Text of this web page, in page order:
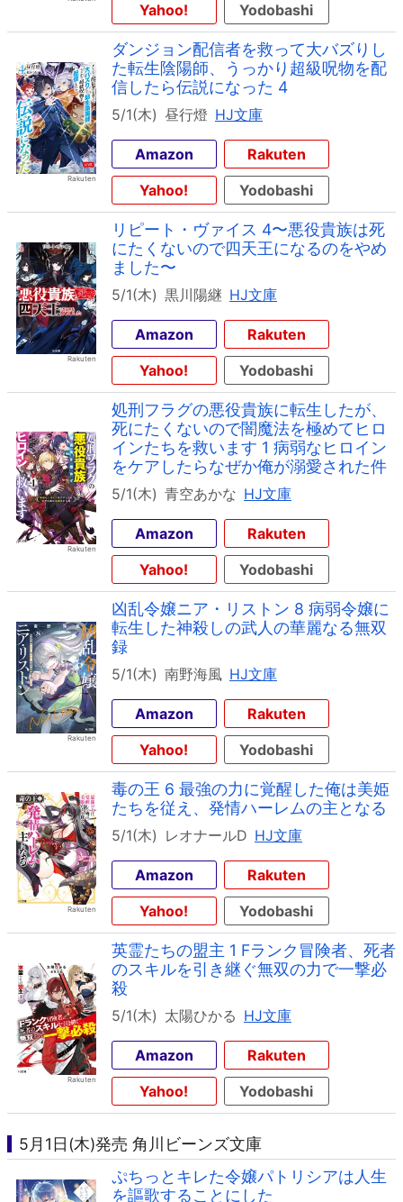
Yahoo!
Yodobashi
ダンジョン配信者を救って大バズりし
た転生陰陽師、うっかり超級呪物を配
信したら伝説になった 4
5/1(木) 昼行燈 HJ文庫
Amazon
Rakuten
Yahoo!
Yodobashi
リピート・ヴァイス 4〜悪役貴族は死
にたくないので四天王になるのをやめ
ました〜
5/1(木) 黒川陽継 HJ文庫
Amazon
Rakuten
Yahoo!
Yodobashi
処刑フラグの悪役貴族に転生したが、
死にたくないので闇魔法を極めてヒロ
インたちを救います 1 病弱なヒロイン
をケアしたらなぜか俺が溺愛された件
5/1(木) 青空あかな HJ文庫
Amazon
Rakuten
Yahoo!
Yodobashi
凶乱令嬢ニア・リストン 8 病弱令嬢に
転生した神殺しの武人の華麗なる無双
録
5/1(木) 南野海風 HJ文庫
Amazon
Rakuten
Yahoo!
Yodobashi
毒の王 6 最強の力に覚醒した俺は美姫
たちを従え、発情ハーレムの主となる
5/1(木) レオナールD HJ文庫
Amazon
Rakuten
Yahoo!
Yodobashi
英霊たちの盟主 1 Fランク冒険者、死者
のスキルを引き継ぐ無双の力で一撃必
殺
5/1(木) 太陽ひかる HJ文庫
Amazon
Rakuten
Yahoo!
Yodobashi
5月1日(木)発売 角川ビーンズ文庫
ぷちっとキレた令嬢パトリシアは人生
を謳歌することにした